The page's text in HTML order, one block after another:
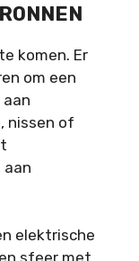
komen. Er
om een
nissen of
aan
elektrische